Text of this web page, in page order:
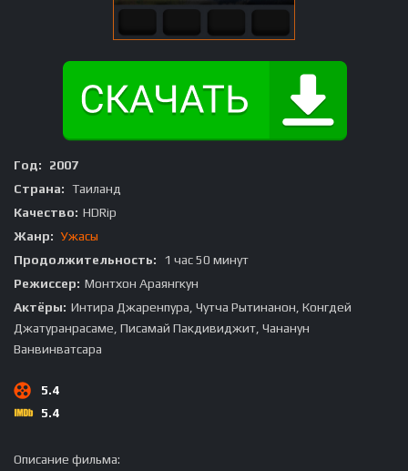
Год:
2007
Страна: Таиланд
Качество: HDRip
Жанр: Ужасы
Продолжительность:
1 час 50 минут
Режиссер: Монтхон Араянгкун
Актёры: Интира Джаренпура, Чутча Рытинанон, Конгдей
Джатуранрасаме, Писамай Пакдивиджит, Чананун
Ванвинватсара
5.4
5.4
Описание фильма: